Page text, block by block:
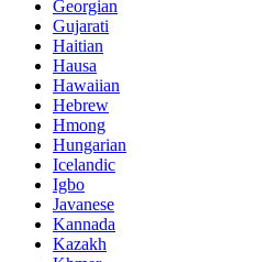
Georgian
Gujarati
Haitian
Hausa
Hawaiian
Hebrew
Hmong
Hungarian
Icelandic
Igbo
Javanese
Kannada
Kazakh